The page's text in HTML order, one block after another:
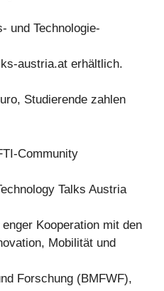
und Technologie-
austria.at erhältlich.
Studierende zahlen
Community
Talks Austria
Kooperation mit den
Mobilität und
Forschung (BMFWF),